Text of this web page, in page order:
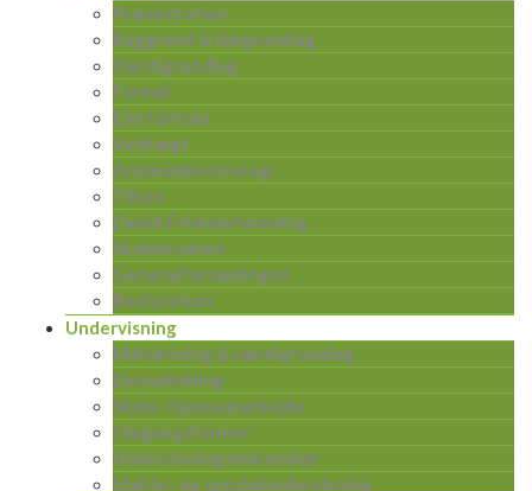
Præsentation
Baggrund & Idégrundlag
Værdigrundlag
Formål
Ejerforhold
Vedtægt
Antimobbestrategi
Tilsyn
Dansk Friskoleforening
Skolekredsen
Generalforsamlingen
Bestyrelsen
Undervisning
Målsætning & værdigrundlag
Elevudvikling
Skole- hjemsamarbejde
Omgangsformer
Undervisningsmaterialer
Støtte- og specialundervisning